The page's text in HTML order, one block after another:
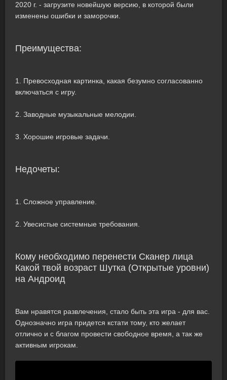
2020 г. - загрузите новейшую версию, в которой были
изменены ошибки и заморочки.
Преимущества:
1. Превосходная картинка, какая безумно согласованно
включаться с игру.
2. Заводные музыкальные мелодии.
3. Хорошие игровые задачи.
Недочеты:
1. Сложное управление.
2. Увесистые системные требования.
Кому необходимо перенести Сканер лица
Какой твой возраст Шутка (Открытые уровни)
на Андроид
Вам нравятся развлечения, стало быть эта игра - для вас.
Однозначно игра придется кстати тому, кто желает
отлично и с благом провести свободное время, а так же
активным игрокам.